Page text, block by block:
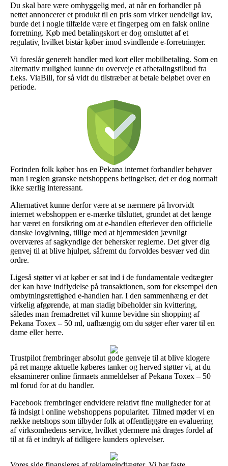
Du skal bare være omhyggelig med, at når en forhandler på
nettet annoncerer et produkt til en pris som virker uendeligt lav,
burde det i nogle tilfælde være et fingerpeg om en falsk online
forretning. Køb med betalingskort er dog omsluttet af et
regulativ, hvilket bistår køber imod svindlende e-forretninger.
Vi foreslår generelt handler med kort eller mobilbetaling. Som en
alternativ mulighed kunne du overveje et afbetalingstilbud fra
f.eks. ViaBill, for så vidt du tilstræber at betale beløbet over en
periode.
Forinden folk køber hos en Pekana internet forhandler behøver
man i reglen granske netshoppens betingelser, det er dog normalt
ikke særlig interessant.
Alternativet kunne derfor være at se nærmere på hvorvidt
internet webshoppen er e-mærke tilsluttet, grundet at det længe
har været en forsikring om at e-handlen efterlever den officielle
danske lovgivning, tillige med at hjemmesiden jævnligt
overværes af sagkyndige der behersker reglerne. Det giver dig
genvej til at blive hjulpet, såfremt du forvoldes besvær ved din
ordre.
Ligeså støtter vi at køber er sat ind i de fundamentale vedtægter
der kan have indflydelse på transaktionen, som for eksempel den
ombytningsrettighed e-handlen har. I den sammenhæng er det
virkelig afgørende, at man stadig bibeholder sin kvittering,
således man fremadrettet vil kunne bevidne sin shopping af
Pekana Toxex – 50 ml, uafhængig om du søger efter varer til en
dame eller herre.
Trustpilot frembringer absolut gode genveje til at blive klogere
på ret mange aktuelle køberes tanker og herved støtter vi, at du
eksaminerer online firmaets anmeldelser af Pekana Toxex – 50
ml forud for at du handler.
Facebook frembringer endvidere relativt fine muligheder for at
få indsigt i online webshoppens popularitet. Tilmed møder vi en
række netshops som tilbyder folk at offentliggøre en evaluering
af virksomhedens service, hvilket ydermere må drages fordel af
til at få et indtryk af tidligere kunders oplevelser.